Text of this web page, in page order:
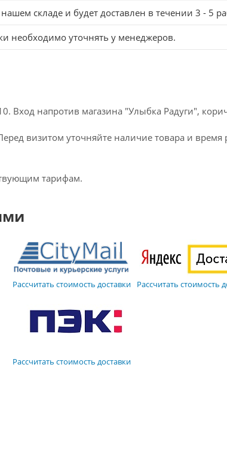
складе и будет доставлен в течении 3 - 5
необходимо уточнять у менеджеров.
Вход напротив магазина "Улыбка Радуги",
визитом уточняйте наличие товара и время
тарифам.
Рассчитать стоимость доставки Рассчитать стоимость
Рассчитать стоимость доставки